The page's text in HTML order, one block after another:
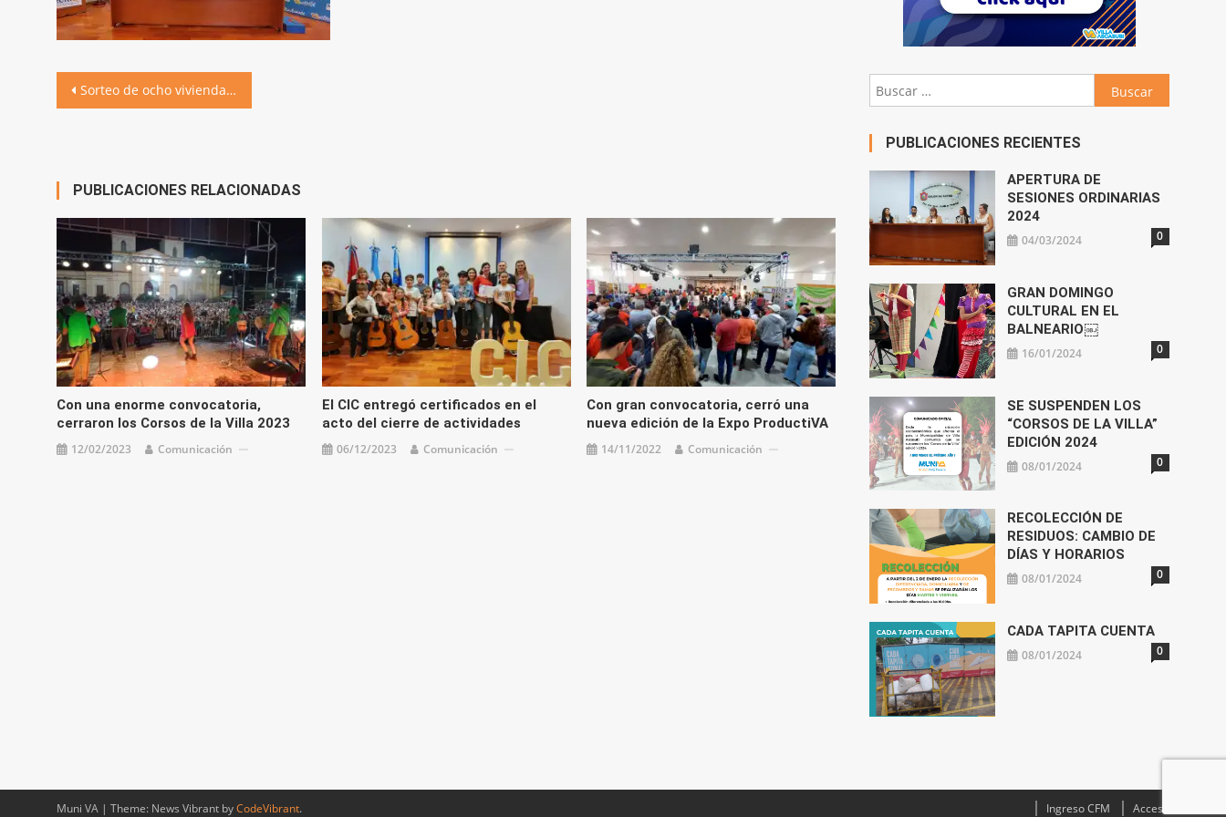
Navegación
Sorteo de ocho viviendas, otro sueño por cumplir: la casa propia
PUBLICACIONES RELACIONADAS
Con una enorme convocatoria,
cerraron los Corsos de la Villa 2023
12/02/2023 Comunicación
El CIC entregó certificados en el
acto del cierre de actividades
06/12/2023 Comunicación
Con gran convocatoria, cerró una
nueva edición de la Expo ProductiVA
14/11/2022 Comunicación
Buscar:
PUBLICACIONES RECIENTES
APERTURA DE
SESIONES ORDINARIAS
2024
04/03/2024 0
GRAN DOMINGO
CULTURAL EN EL
BALNEARIO￼
16/01/2024 0
SE SUSPENDEN LOS
“CORSOS DE LA VILLA”
EDICIÓN 2024
08/01/2024 0
RECOLECCIÓN DE
RESIDUOS: CAMBIO DE
DÍAS Y HORARIOS
08/01/2024 0
CADA TAPITA CUENTA
08/01/2024 0
Muni VA | Theme: News Vibrant byCodeVibrant. Ingreso CFM Acceso